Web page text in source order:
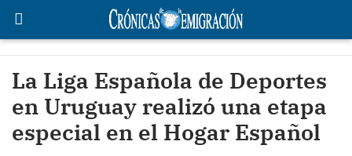
La Liga Española de Deportes
en Uruguay realizó una etapa
especial en el Hogar Español